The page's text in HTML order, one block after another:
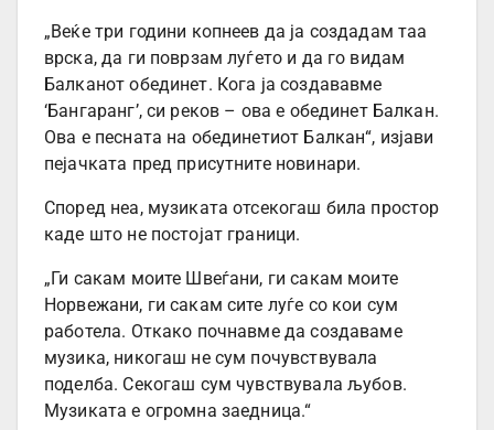
„Веќе три години копнеев да ја создадам таа
врска, да ги поврзам луѓето и да го видам
Балканот обединет. Кога ја создававме
‘Бангаранг’, си реков – ова е обединет Балкан.
Ова е песната на обединетиот Балкан“, изјави
пејачката пред присутните новинари.
Според неа, музиката отсекогаш била простор
каде што не постојат граници.
„Ги сакам моите Швеѓани, ги сакам моите
Норвежани, ги сакам сите луѓе со кои сум
работела. Откако почнавме да создаваме
музика, никогаш не сум почувствувала
поделба. Секогаш сум чувствувала љубов.
Музиката е огромна заедница.“